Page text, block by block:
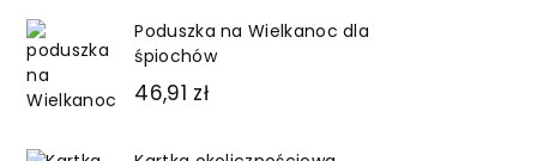
Poduszka na Wielkanoc dla
śpiochów
46,91 zł